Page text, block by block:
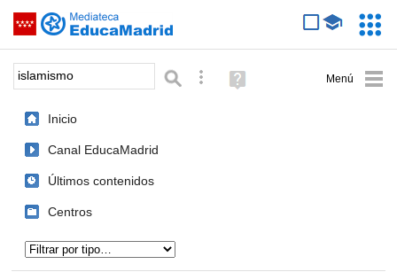
Saltar navegación
Palabra o frase: Búsqueda avanzada
Ayuda
(en
Inicio
Canal EducaMadrid
Últimos contenidos
Centros